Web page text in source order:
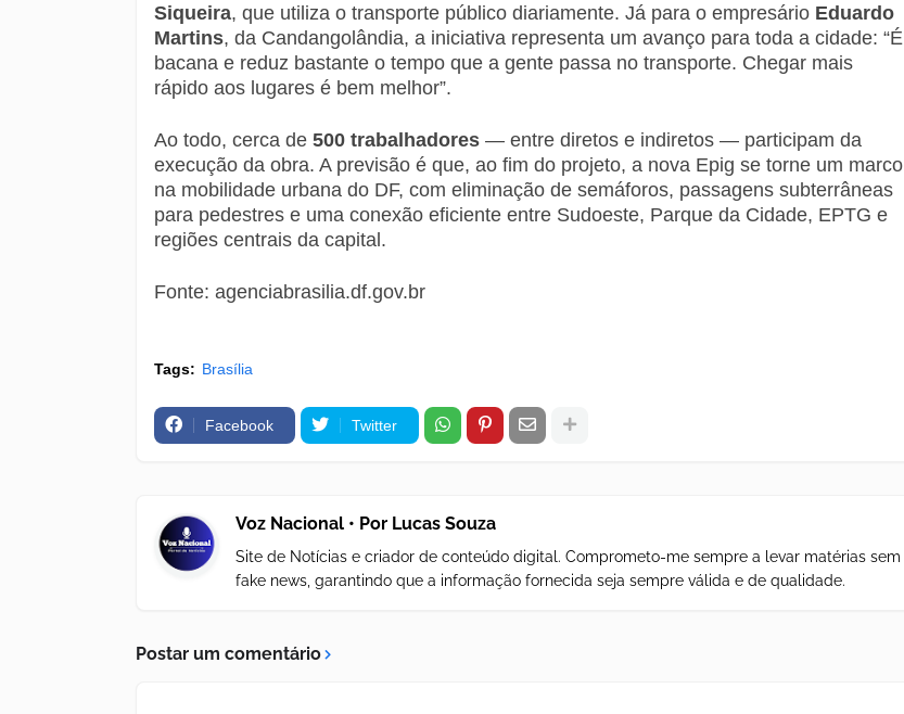
Siqueira, que utiliza o transporte público diariamente. Já para o empresário Eduardo
Martins, da Candangolândia, a iniciativa representa um avanço para toda a cidade: “É
bacana e reduz bastante o tempo que a gente passa no transporte. Chegar mais
rápido aos lugares é bem melhor”.
Ao todo, cerca de 500 trabalhadores — entre diretos e indiretos — participam da
execução da obra. A previsão é que, ao fim do projeto, a nova Epig se torne um marco
na mobilidade urbana do DF, com eliminação de semáforos, passagens subterrâneas
para pedestres e uma conexão eficiente entre Sudoeste, Parque da Cidade, EPTG e
regiões centrais da capital.
Fonte: agenciabrasilia.df.gov.br
Tags: Brasília
Facebook Twitter
Voz Nacional • Por Lucas Souza
Site de Notícias e criador de conteúdo digital. Comprometo-me sempre a levar matérias sem
fake news, garantindo que a informação fornecida seja sempre válida e de qualidade.
Postar um comentário